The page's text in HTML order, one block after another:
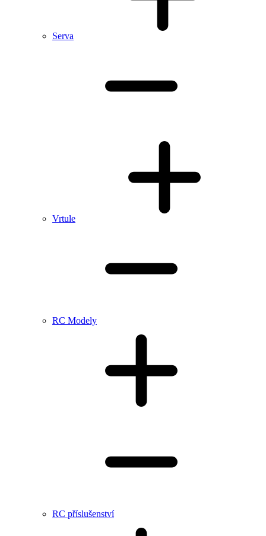
Serva
Vrtule
RC Modely
RC příslušenství